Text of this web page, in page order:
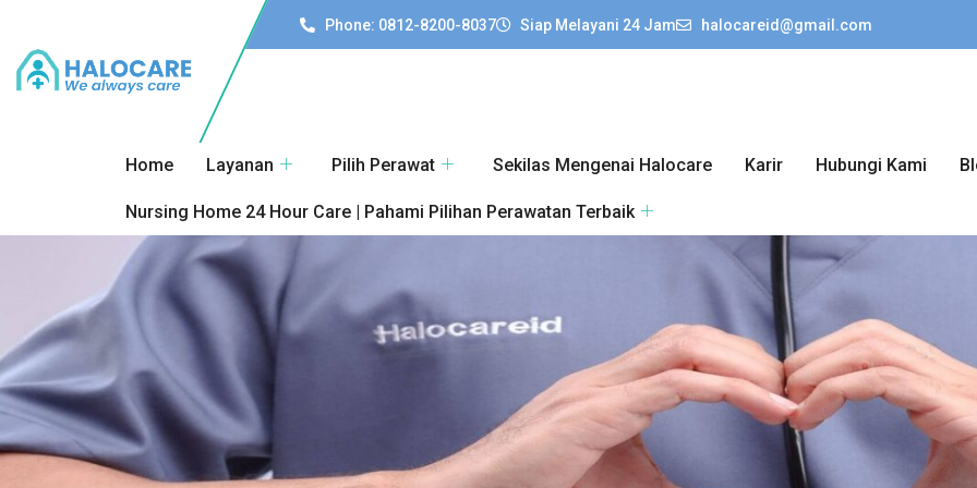
Phone: 0812-8200-8037 Siap Melayani 24 Jam halocareid@gmail.com
Home Layanan Pilih Perawat Sekilas Mengenai Halocare Karir Hubungi Kami
Nursing Home 24 Hour Care | Pahami Pilihan Perawatan Terbaik